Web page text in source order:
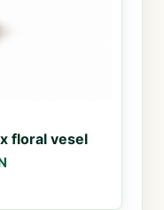
floral vesel